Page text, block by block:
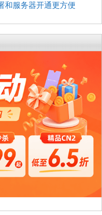
和服务器开通更方便